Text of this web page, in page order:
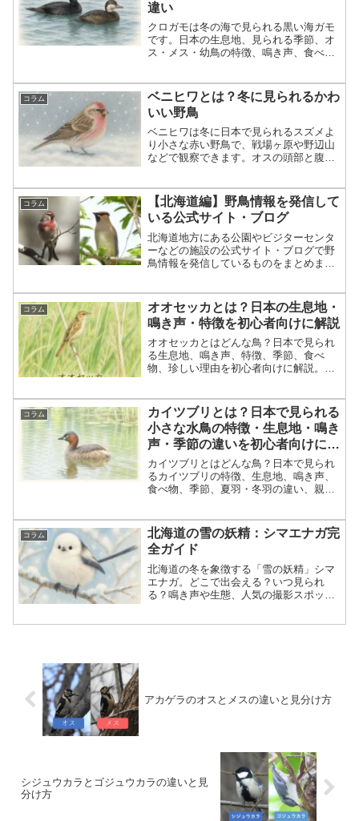
違い
クロガモは冬の海で見られる黒い海ガモ
です。日本の生息地、見られる季節、オ
ス・メス・幼鳥の特徴、鳴き声、食べ
コラム
ベニヒワとは？冬に見られるかわ
いい野鳥
ベニヒワは冬に日本で見られるスズメよ
り小さな赤い野鳥で、戦場ヶ原や野辺山
などで観察できます。オスの頭部と腹部
イントを初心者にもわかりやすく解説し
た情報満載の完全ガイドです。
コラム
【北海道編】野鳥情報を発信して
いる公式サイト・ブログ
北海道地方にある公園やビジターセンタ
ーなどの施設の公式サイト・ブログで野
鳥情報を発信しているものをまとめまし
コラム
オオセッカとは？日本の生息地・
鳴き声・特徴を初心者向けに解説
オオセッカとはどんな鳥？日本で見られ
る生息地、鳴き声、特徴、季節、食べ
物、珍しい理由を初心者向けに解説。湿
コラム
カイツブリとは？日本で見られる
小さな水鳥の特徴・生息地・鳴き
声・季節の違いを初心者向けに解
説
カイツブリとはどんな鳥？日本で見られ
るカイツブリの特徴、生息地、鳴き声、
食べ物、季節、夏羽・冬羽の違い、親子
コラム
北海道の雪の妖精：シマエナガ完
全ガイド
北海道の冬を象徴する「雪の妖精」シマ
エナガ。どこで出会える？いつ見られ
る？鳴き声や生態、人気の撮影スポット
アカゲラのオスとメスの違いと見分け方
シジュウカラとゴジュウカラの違いと見
分け方